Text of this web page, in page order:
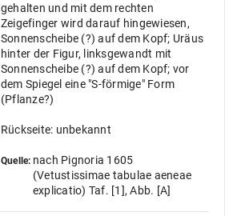
gehalten und mit dem rechten
Zeigefinger wird darauf hingewiesen,
Sonnenscheibe (?) auf dem Kopf; Uräus
hinter der Figur, linksgewandt mit
Sonnenscheibe (?) auf dem Kopf; vor
dem Spiegel eine "S-förmige" Form
(Pflanze?)
Rückseite: unbekannt
Quelle: nach Pignoria 1605
(Vetustissimae tabulae aeneae
explicatio) Taf. [1], Abb. [A]